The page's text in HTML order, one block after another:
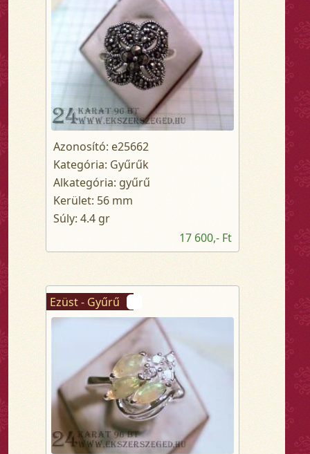
Azonosító: e25662
Kategória: Gyűrűk
Alkategória: gyűrű
Kerület: 56 mm
Súly: 4.4 gr
17 600,- Ft
Ezüst - Gyűrű